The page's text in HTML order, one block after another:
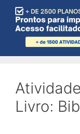
Livro: